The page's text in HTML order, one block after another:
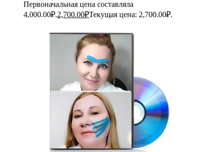
Первоначальная цена составляла
4,000.00₽.2,700.00₽Текущая цена: 2,700.00₽.